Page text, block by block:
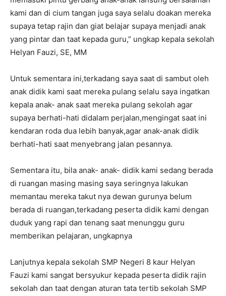
kami dan di cium tangan juga saya selalu doakan mereka
supaya tetap rajin dan giat belajar supaya menjadi anak
yang pintar dan taat kepada guru,” ungkap kepala sekolah
Helyan Fauzi, SE, MM
Untuk sementara ini,terkadang saya saat di sambut oleh
anak didik kami saat mereka pulang selalu saya ingatkan
kepala anak- anak saat mereka pulang sekolah agar
supaya berhati-hati didalam perjalan,mengingat saat ini
kendaran roda dua lebih banyak,agar anak-anak didik
berhati-hati saat menyebrang jalan pesannya.
Sementara itu, bila anak- anak- didik kami sedang berada
di ruangan masing masing saya seringnya lakukan
memantau mereka takut nya dewan gurunya belum
berada di ruangan,terkadang peserta didik kami dengan
duduk yang rapi dan tenang saat menunggu guru
memberikan pelajaran, ungkapnya
Lanjutnya kepala sekolah SMP Negeri 8 kaur Helyan
Fauzi kami sangat bersyukur kepada peserta didik rajin
sekolah dan taat dengan aturan tata tertib sekolah SMP